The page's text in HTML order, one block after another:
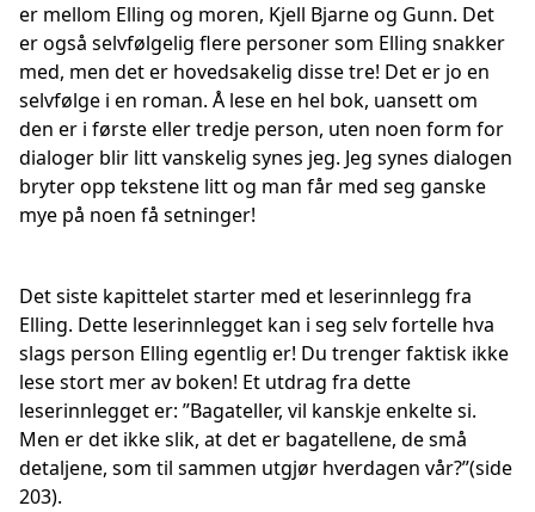
er mellom Elling og moren, Kjell Bjarne og Gunn. Det
er også selvfølgelig flere personer som Elling snakker
med, men det er hovedsakelig disse tre! Det er jo en
selvfølge i en roman. Å lese en hel bok, uansett om
den er i første eller tredje person, uten noen form for
dialoger blir litt vanskelig synes jeg. Jeg synes dialogen
bryter opp tekstene litt og man får med seg ganske
mye på noen få setninger!
Det siste kapittelet starter med et leserinnlegg fra
Elling. Dette leserinnlegget kan i seg selv fortelle hva
slags person Elling egentlig er! Du trenger faktisk ikke
lese stort mer av boken! Et utdrag fra dette
leserinnlegget er: ”Bagateller, vil kanskje enkelte si.
Men er det ikke slik, at det er bagatellene, de små
detaljene, som til sammen utgjør hverdagen vår?”(side
203).